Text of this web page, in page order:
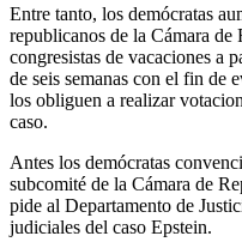
Entre tanto, los demócratas
republicanos de la Cámara de
congresistas de vacaciones a
de seis semanas con el fin de
los obliguen a realizar
caso.
Antes los demócratas
subcomité de la Cámara de
pide al Departamento de
judiciales del caso Epstein.